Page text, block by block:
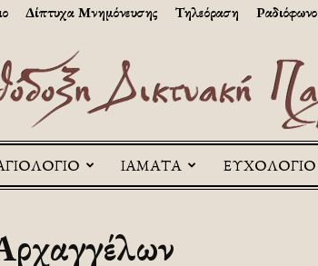
Δίπτυχα Μνημόνευσης Τηλεόραση Ραδιόφωνο
Askitikon
ΙΑΜΑΤΑ ΕΥΧΟΛΟΓΙΟ